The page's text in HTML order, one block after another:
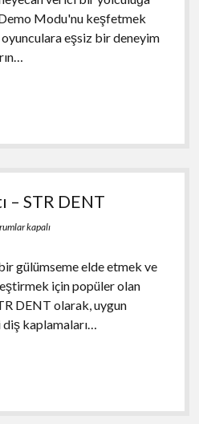
Demo Modu'nu keşfetmek
eşsiz bir deneyim
– STR DENT
kapalı
gülümseme elde etmek ve
için popüler olan
DENT olarak, uygun
kaplamaları…